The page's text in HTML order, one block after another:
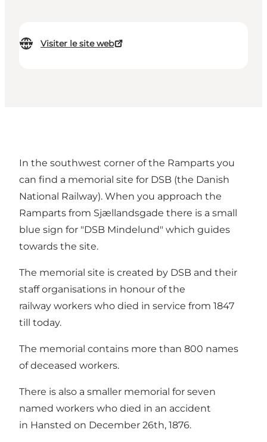
Visiter le site web
In the southwest corner of the Ramparts you
can find a memorial site for DSB (the Danish
National Railway). When you approach the
Ramparts from Sjællandsgade there is a small
blue sign for "DSB Mindelund" which guides
towards the site.
The memorial site is created by DSB and their
staff organisations in honour of the
railway workers who died in service from 1847
till today.
The memorial contains more than 800 names
of deceased workers.
There is also a smaller memorial for seven
named workers who died in an accident
in Hansted on December 26th, 1876.